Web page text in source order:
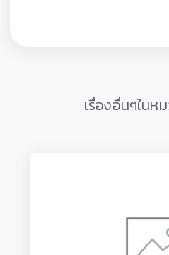
เรื่องอื่นๆในห